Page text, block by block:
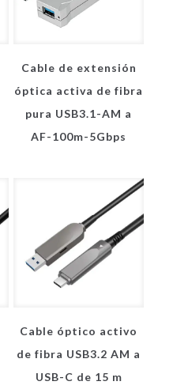
Cable de extensión
óptica activa de fibra
pura USB3.1-AM a
AF-100m-5Gbps
Cable óptico activo
de fibra USB3.2 AM a
USB-C de 15 m